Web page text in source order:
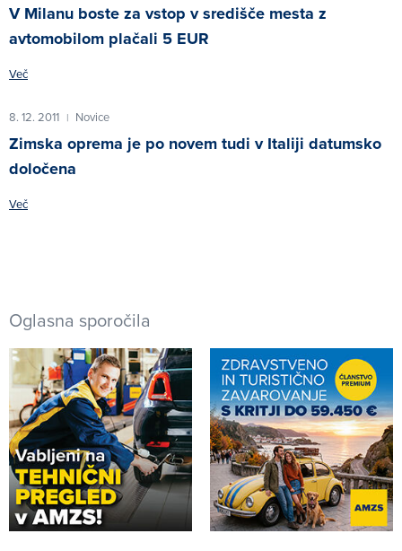
V Milanu boste za vstop v središče mesta z
avtomobilom plačali 5 EUR
Več
8. 12. 2011 | Novice
Zimska oprema je po novem tudi v Italiji datumsko
določena
Več
Oglasna sporočila